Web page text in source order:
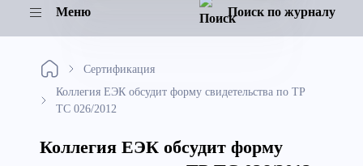
Меню Поиск по журналу
Сертификация
Коллегия ЕЭК обсудит форму свидетельства по ТР
ТС 026/2012
Коллегия ЕЭК обсудит форму